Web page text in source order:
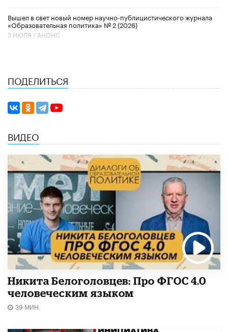
Вышел в свет новый номер научно-публицистического журнала
«Образовательная политика» № 2 (2026)
3 ИЮЛЯ / АНОНС
ПОДЕЛИТЬСЯ
ВИДЕО
Никита Белоголовцев: Про ФГОС 4.0
человеческим языком
39 МИН.